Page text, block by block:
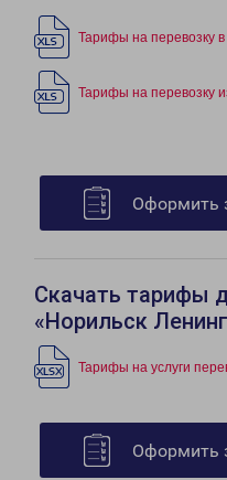
Тарифы на перевозку
Тарифы на перевозку
Оформить
Скачать тарифы
«Норильск
Тарифы на услуги
Оформить